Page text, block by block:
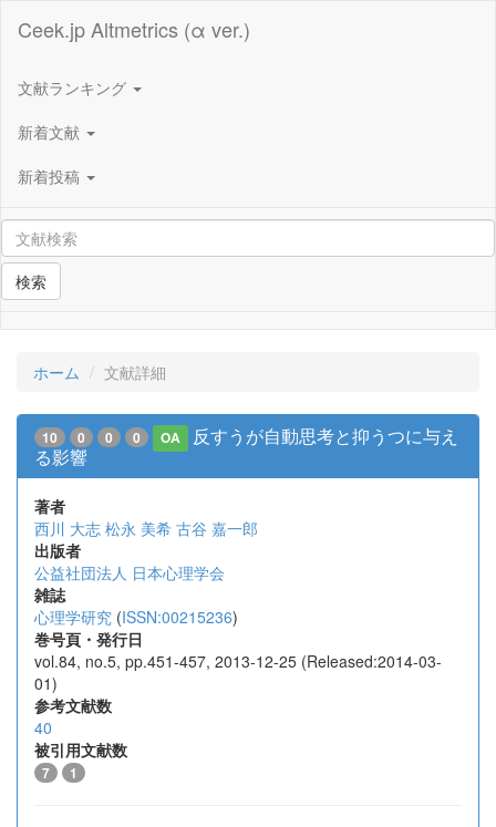
Ceek.jp Altmetrics (α ver.)
文献ランキング
新着文献
新着投稿
検索
ホーム 文献詳細
10 0 0 0 OA
反すうが自動思考と抑うつに与え
る影響
著者
西川 大志 松永 美希 古谷 嘉一郎
出版者
公益社団法人 日本心理学会
雑誌
心理学研究 (ISSN:00215236)
巻号頁・発行日
vol.84, no.5, pp.451-457, 2013-12-25 (Released:2014-03-
01)
参考文献数
40
被引用文献数
7 1